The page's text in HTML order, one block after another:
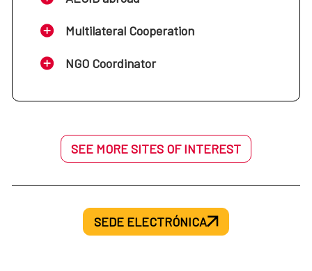
Multilateral Cooperation
NGO Coordinator
SEE MORE SITES OF INTEREST
SEDE ELECTRÓNICA